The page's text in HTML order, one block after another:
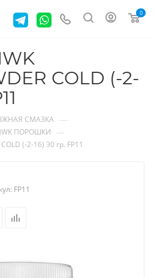
0
COLD (-2-
СМАЗКА —
ПОРОШКИ —
(-2-16) 30 гр. FP11
FP11